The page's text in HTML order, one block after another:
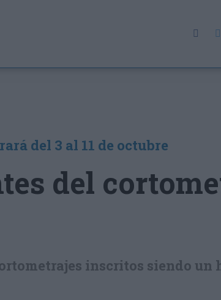
del 3 al 11 de octubre
del
inscritos siendo un